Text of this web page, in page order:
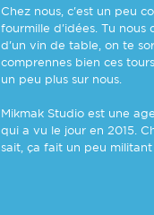
Chez nous, c'est un peu
fourmille d'idées. Tu nous
d'un vin de table, on te
comprennes bien ces
un peu plus sur nous.
Mikmak Studio est une
qui a vu le jour en 2015.
sait, ça fait un peu militant